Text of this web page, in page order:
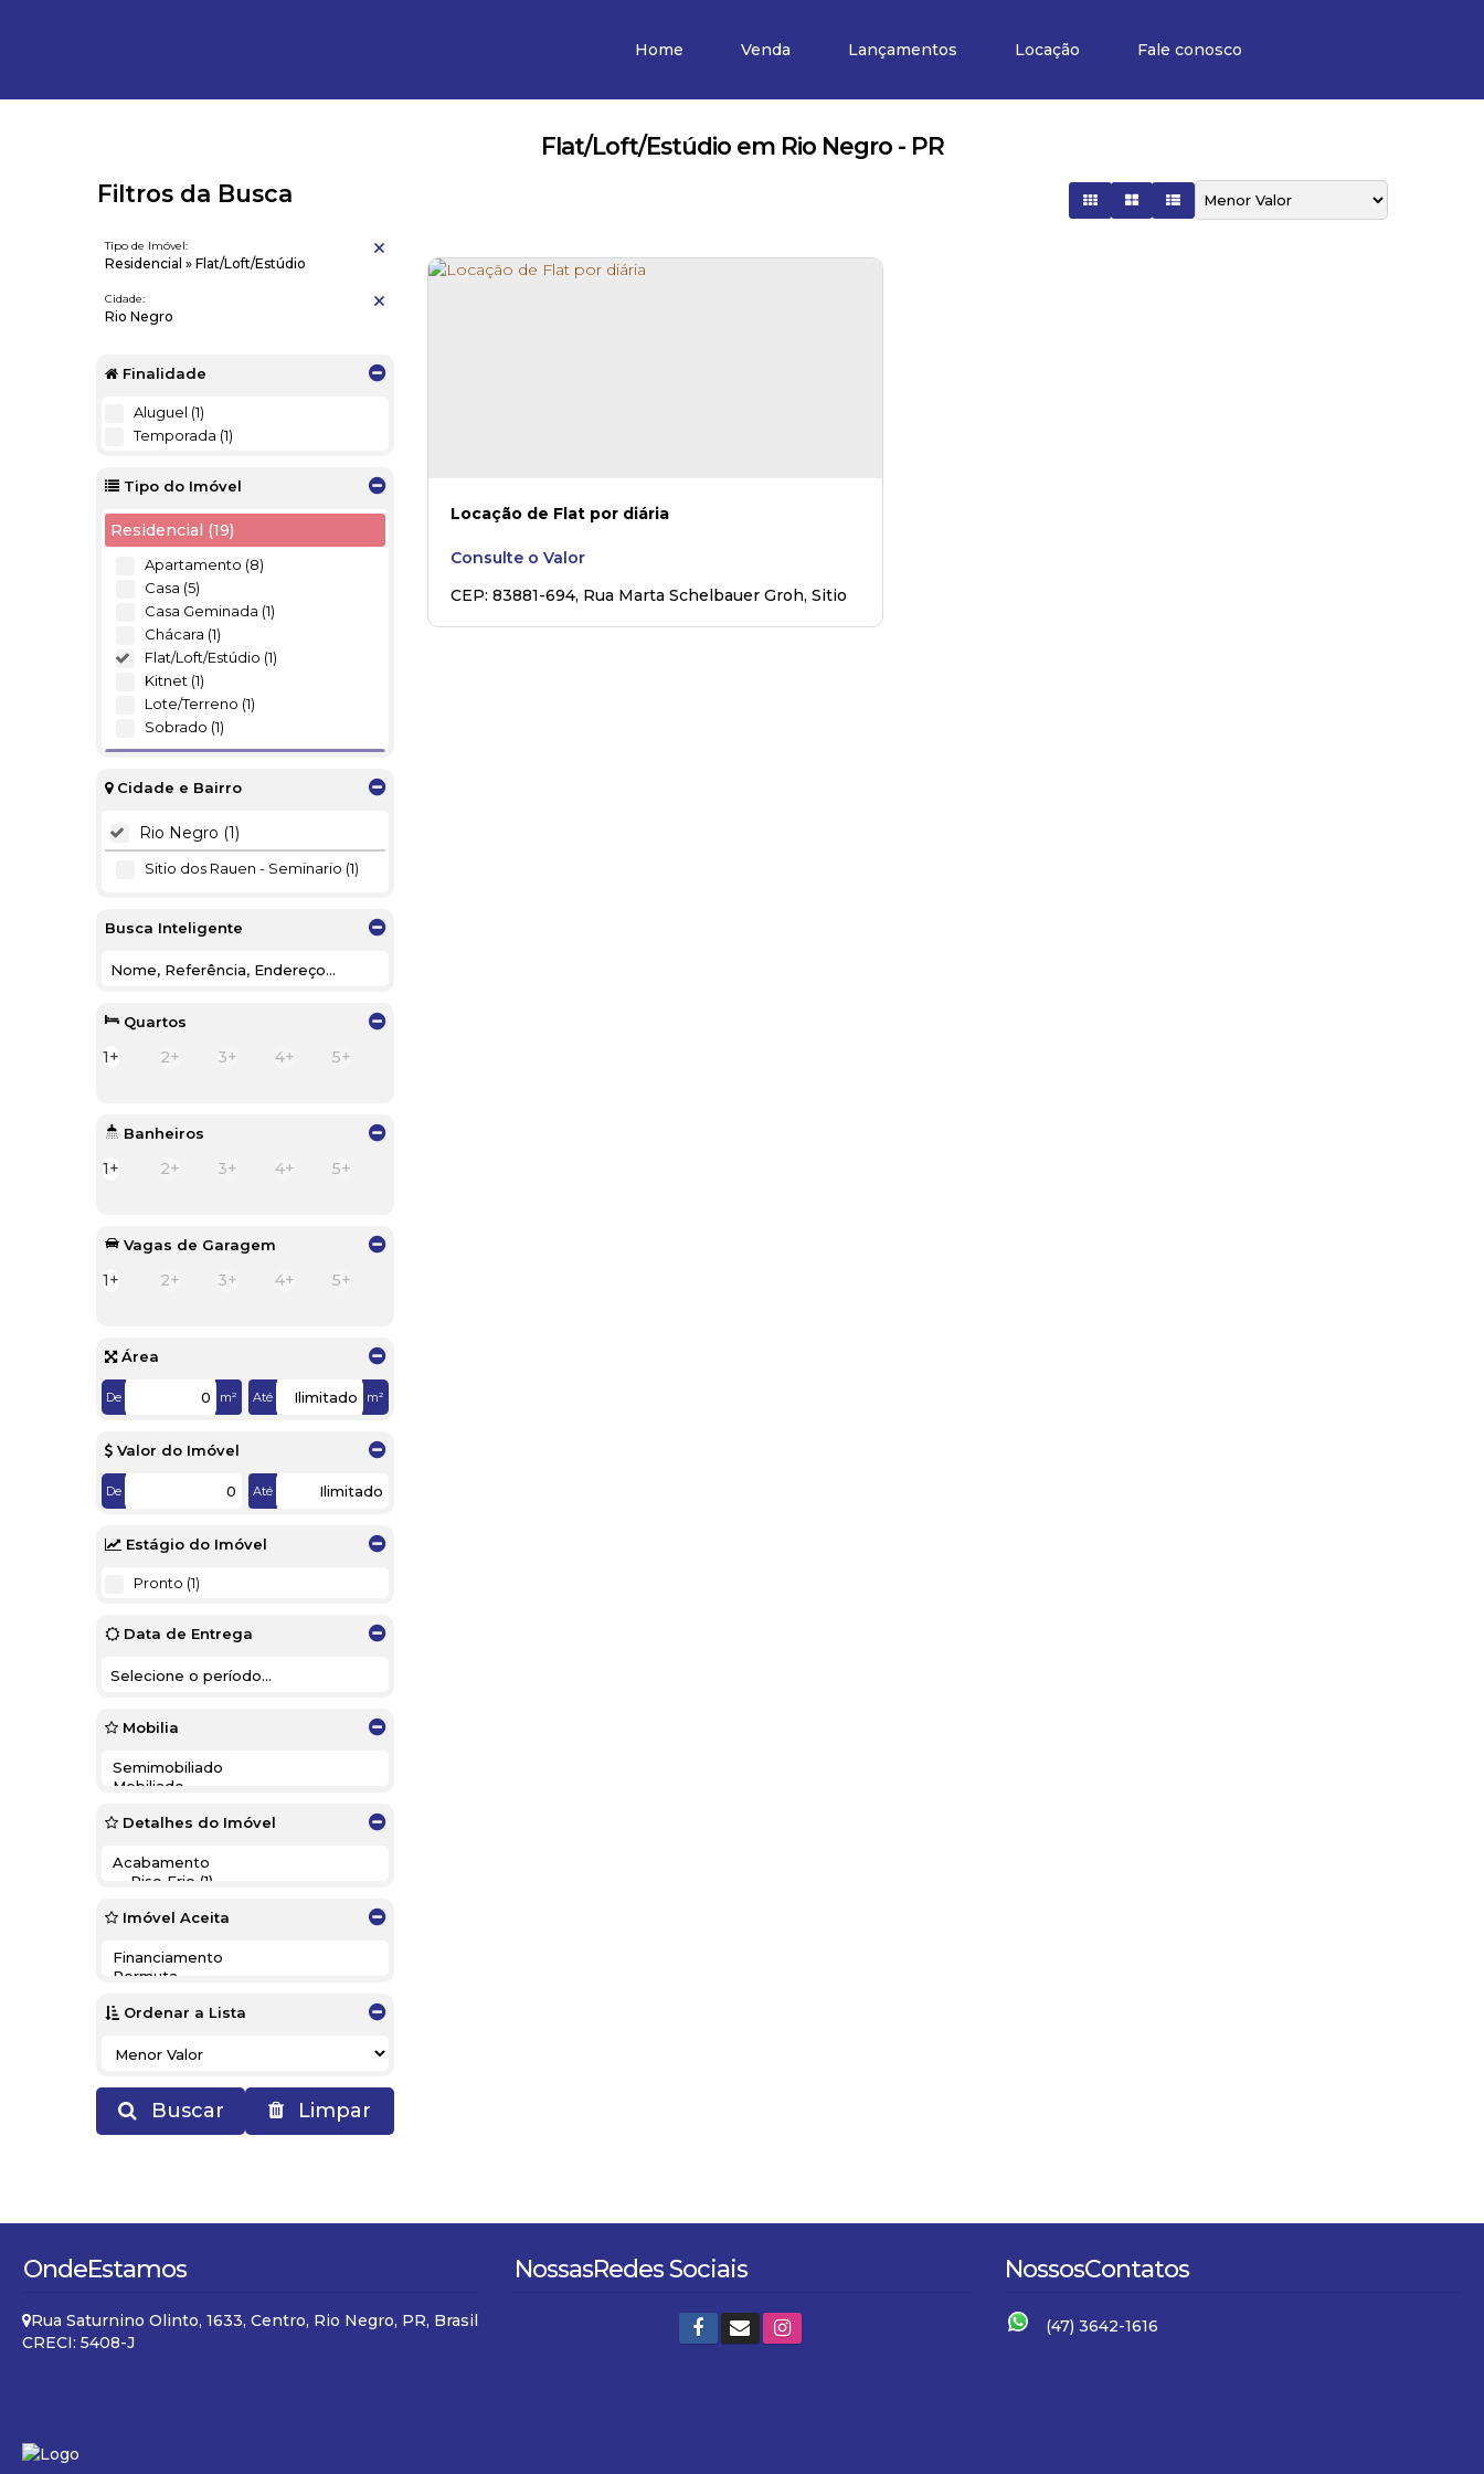
Fale conosco
Locação
Lançamentos
Venda
Home
Flat/Loft/Estúdio em Rio Negro - PR
Filtros da Busca
Tipo de Imóvel:
Residencial » Flat/Loft/Estúdio
Cidade:
Rio Negro
Finalidade
Aluguel (1)
Temporada (1)
Tipo do Imóvel
Residencial (19)
Apartamento (8)
Casa (5)
Casa Geminada (1)
Chácara (1)
Flat/Loft/Estúdio (1)
Kitnet (1)
Lote/Terreno (1)
Sobrado (1)
Salas Comerciais (2)
Misto (2)
Industrial (1)
Galpão (1)
Cidade e Bairro
Rio Negro (1)
Sitio dos Rauen - Seminario (1)
Busca Inteligente
Quartos
1+ 2+ 3+ 4+ 5+
Banheiros
1+ 2+ 3+ 4+ 5+
Vagas de Garagem
1+ 2+ 3+ 4+ 5+
Área
De m² Até m²
Valor do Imóvel
De Até
Estágio do Imóvel
Pronto (1)
Data de Entrega
Mobilia
Detalhes do Imóvel
Imóvel Aceita
Ordenar a Lista
Buscar Limpar
Locação de Flat por diária
Consulte o Valor
CEP: 83881-694, Rua Marta Schelbauer Groh, Sitio
OndeEstamos
Rua Saturnino Olinto, 1633, Centro, Rio Negro, PR, Brasil
CRECI: 5408-J
NossasRedes Sociais NossosContatos
(47) 3642-1616